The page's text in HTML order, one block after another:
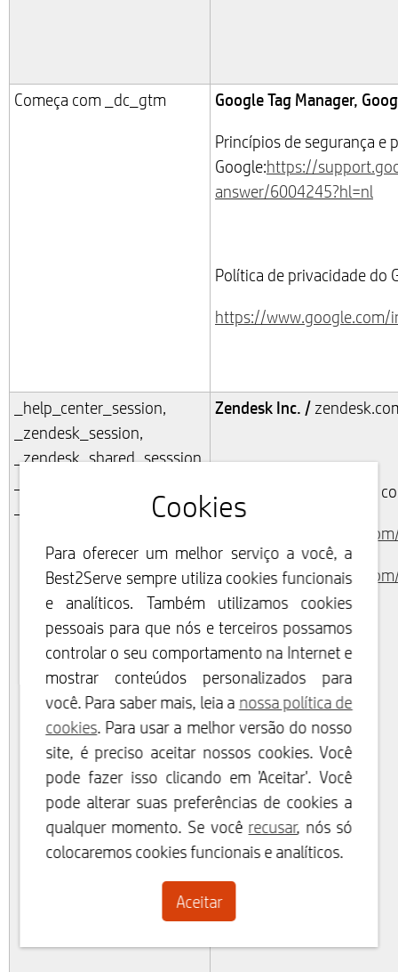
Começa com _dc_gtm Google Tag Manager,
Princípios de segurança e
Google:https://
answer/6004245?hl=nl
Política de privacidade do
https://
_help_center_session,
_zendesk_session,
_zendesk_shared_sesssion,
Zendesk Inc. /
Política de privacidade e
https://
https://
Cookies
Para oferecer um melhor serviço a você, a
Best2Serve sempre utiliza cookies funcionais
e analíticos. Também utilizamos cookies
pessoais para que nós e terceiros possamos
controlar o seu comportamento na Internet e
mostrar conteúdos personalizados para
você. Para saber mais, leia a nossa política de
cookies. Para usar a melhor versão do nosso
site, é preciso aceitar nossos cookies. Você
pode fazer isso clicando em 'Aceitar'. Você
pode alterar suas preferências de cookies a
qualquer momento. Se você recusar, nós só
colocaremos cookies funcionais e analíticos.
Aceitar